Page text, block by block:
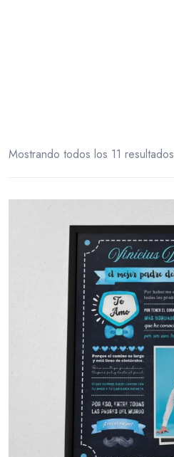
Mostrando todos los 11 resultados
toda